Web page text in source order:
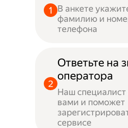
В анкете
фамилию и
телефона
Ответьте на
оператора
Наш специалист
вами и поможет
сервисе